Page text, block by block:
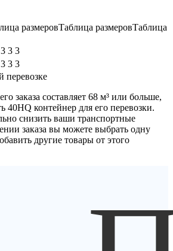
размеровТаблица размеровТаблица
3 3 3
3 3 3
перевозке
заказа составляет 68 м³ или больше,
40HQ контейнер для его перевозки.
снизить ваши транспортные
заказа вы можете выбрать одну
другие товары от этого